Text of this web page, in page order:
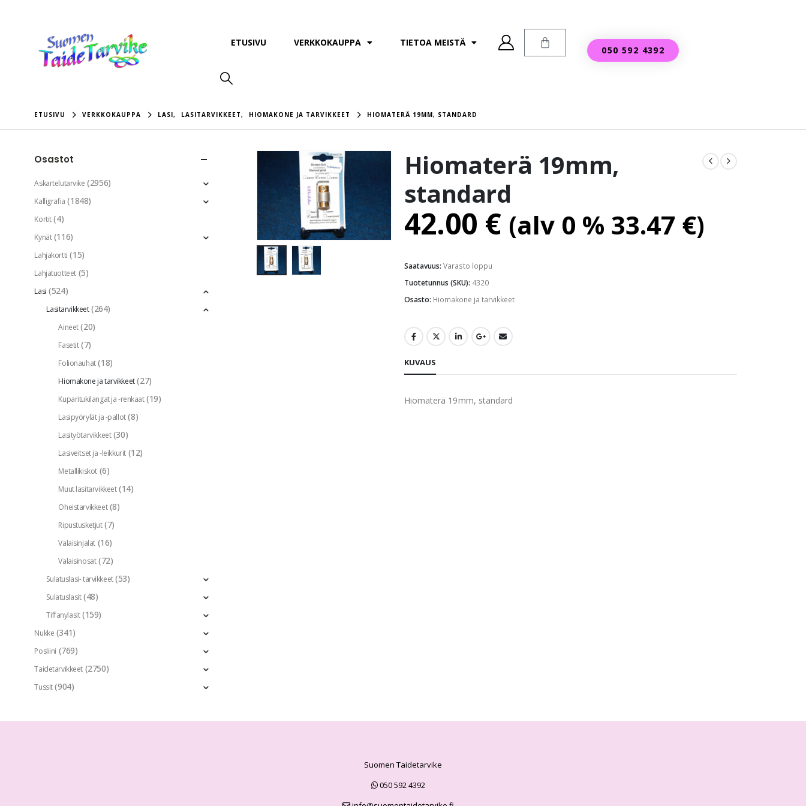
ETUSIVU VERKKOKAUPPA TIETOA MEISTÄ
050 592 4392
ETUSIVU VERKKOKAUPPA LASI, LASITARVIKKEET, HIOMAKONE JA TARVIKKEET HIOMATERÄ 19MM, STANDARD
Hiomaterä 19mm,
standard
42.00 € (alv 0 % 33.47 €)
Saatavuus: Varasto loppu
Tuotetunnus (SKU): 4320
Osasto: Hiomakone ja tarvikkeet
KUVAUS
Hiomaterä 19mm, standard
Osastot
Askartelutarvike (2956)
Kalligrafia (1848)
Kortit (4)
Kynät (116)
Lahjakortti (15)
Lahjatuotteet (5)
Lasi (524)
Lasitarvikkeet (264)
Aineet (20)
Fasetit (7)
Folionauhat (18)
Hiomakone ja tarvikkeet (27)
Kuparitukilangat ja -renkaat (19)
Lasipyörylät ja -pallot (8)
Lasityötarvikkeet (30)
Lasiveitset ja -leikkurit (12)
Metallikiskot (6)
Muut lasitarvikkeet (14)
Oheistarvikkeet (8)
Ripustusketjut (7)
Valaisinjalat (16)
Valaisinosat (72)
Sulatuslasi- tarvikkeet (53)
Sulatuslasit (48)
Tiffanylasit (159)
Nukke (341)
Posliini (769)
Taidetarvikkeet (2750)
Tussit (904)
Suomen Taidetarvike
050 592 4392